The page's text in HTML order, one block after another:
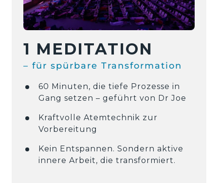
1 MEDITATION
– für spürbare Transformation
60 Minuten, die tiefe Prozesse in
Gang setzen – geführt von Dr Joe
Kraftvolle Atemtechnik zur
Vorbereitung
Kein Entspannen. Sondern aktive
innere Arbeit, die transformiert.